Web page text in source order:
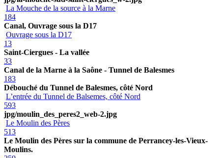
La Mouche de la source à la Marne
184
Canal, Ouvrage sous la D17
Ouvrage sous la D17
13
Saint-Ciergues - La vallée
33
Canal de la Marne à la Saône - Tunnel de Balesmes
183
Débouché du Tunnel de Balesmes, côté Nord
L’entrée du Tunnel de Balsemes, côté Nord
593
jpg/moulin_des_peres2_web-2.jpg
Le Moulin des Pères
513
Le Moulin des Pères sur la commune de Perrancey-les-Vieux-
Moulins.